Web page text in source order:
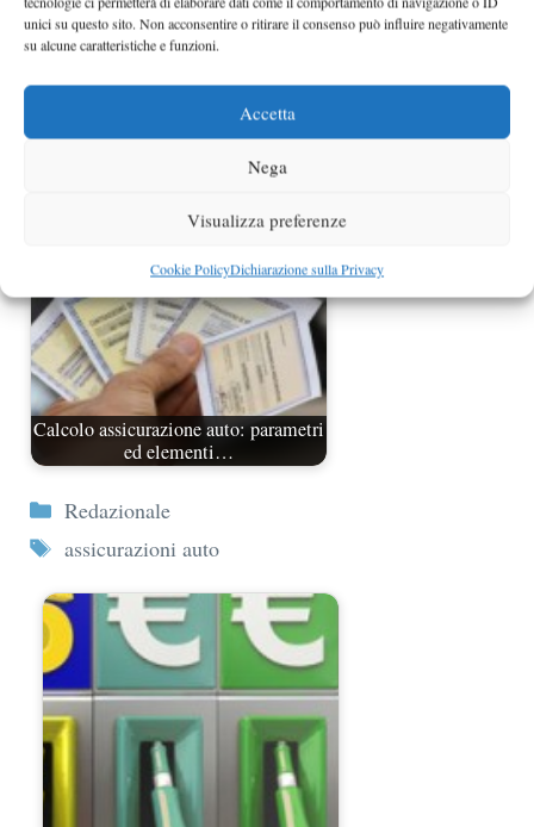
unici su questo sito. Non acconsentire o ritirare il consenso può influire negativamente
su alcune caratteristiche e funzioni.
Accetta
Nega
Visualizza preferenze
Cookie PolicyDichiarazione sulla Privacy
Calcolo assicurazione auto: parametri
ed elementi…
Categorie
Redazionale
Tag
assicurazioni auto